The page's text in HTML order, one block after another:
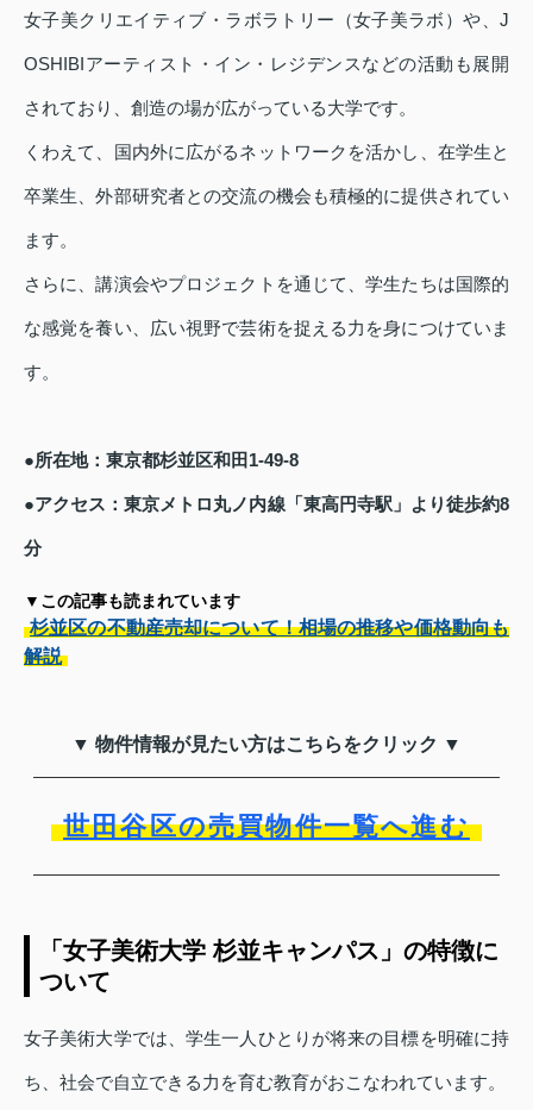
女子美クリエイティブ・ラボラトリー（女子美ラボ）や、J
OSHIBIアーティスト・イン・レジデンスなどの活動も展開
されており、創造の場が広がっている大学です。
くわえて、国内外に広がるネットワークを活かし、在学生と
卒業生、外部研究者との交流の機会も積極的に提供されてい
ます。
さらに、講演会やプロジェクトを通じて、学生たちは国際的
な感覚を養い、広い視野で芸術を捉える力を身につけていま
す。
●所在地：東京都杉並区和田1-49-8
●アクセス：東京メトロ丸ノ内線「東高円寺駅」より徒歩約8
分
▼この記事も読まれています
杉並区の不動産売却について！相場の推移や価格動向も
解説
▼ 物件情報が見たい方はこちらをクリック ▼
世田谷区の売買物件一覧へ進む
「女子美術大学 杉並キャンパス」の特徴に
ついて
女子美術大学では、学生一人ひとりが将来の目標を明確に持
ち、社会で自立できる力を育む教育がおこなわれています。